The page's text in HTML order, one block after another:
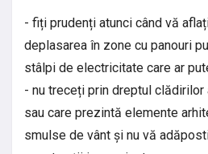
- fiți prudenți atunci când vă
deplasarea în zone cu panouri
stâlpi de electricitate care ar
- nu treceți prin dreptul
sau care prezintă elemente
smulse de vânt și nu vă